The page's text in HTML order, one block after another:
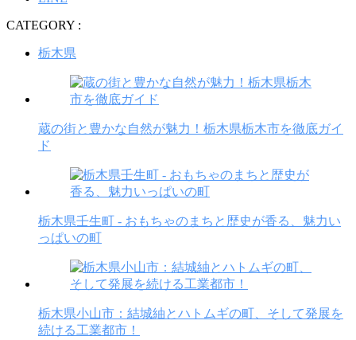
CATEGORY :
栃木県
蔵の街と豊かな自然が魅力！栃木県栃木市を徹底ガイ
ド
栃木県壬生町 - おもちゃのまちと歴史が香る、魅力い
っぱいの町
栃木県小山市：結城紬とハトムギの町、そして発展を
続ける工業都市！